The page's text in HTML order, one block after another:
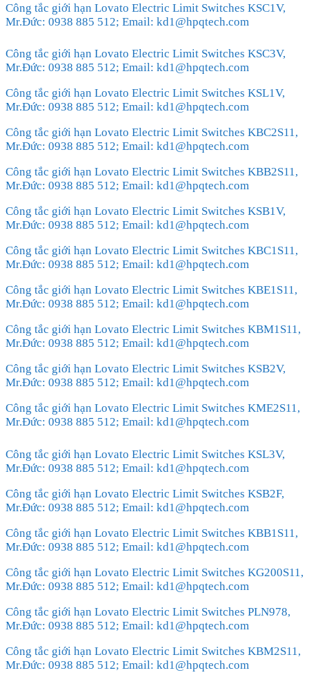
Công tắc giới hạn Lovato Electric Limit Switches KSC1V,
Mr.Đức: 0938 885 512; Email: kd1@hpqtech.com
Công tắc giới hạn Lovato Electric Limit Switches KSC3V,
Mr.Đức: 0938 885 512; Email: kd1@hpqtech.com
Công tắc giới hạn Lovato Electric Limit Switches KSL1V,
Mr.Đức: 0938 885 512; Email: kd1@hpqtech.com
Công tắc giới hạn Lovato Electric Limit Switches KBC2S11,
Mr.Đức: 0938 885 512; Email: kd1@hpqtech.com
Công tắc giới hạn Lovato Electric Limit Switches KBB2S11,
Mr.Đức: 0938 885 512; Email: kd1@hpqtech.com
Công tắc giới hạn Lovato Electric Limit Switches KSB1V,
Mr.Đức: 0938 885 512; Email: kd1@hpqtech.com
Công tắc giới hạn Lovato Electric Limit Switches KBC1S11,
Mr.Đức: 0938 885 512; Email: kd1@hpqtech.com
Công tắc giới hạn Lovato Electric Limit Switches KBE1S11,
Mr.Đức: 0938 885 512; Email: kd1@hpqtech.com
Công tắc giới hạn Lovato Electric Limit Switches KBM1S11,
Mr.Đức: 0938 885 512; Email: kd1@hpqtech.com
Công tắc giới hạn Lovato Electric Limit Switches KSB2V,
Mr.Đức: 0938 885 512; Email: kd1@hpqtech.com
Công tắc giới hạn Lovato Electric Limit Switches KME2S11,
Mr.Đức: 0938 885 512; Email: kd1@hpqtech.com
Công tắc giới hạn Lovato Electric Limit Switches KSL3V,
Mr.Đức: 0938 885 512; Email: kd1@hpqtech.com
Công tắc giới hạn Lovato Electric Limit Switches KSB2F,
Mr.Đức: 0938 885 512; Email: kd1@hpqtech.com
Công tắc giới hạn Lovato Electric Limit Switches KBB1S11,
Mr.Đức: 0938 885 512; Email: kd1@hpqtech.com
Công tắc giới hạn Lovato Electric Limit Switches KG200S11,
Mr.Đức: 0938 885 512; Email: kd1@hpqtech.com
Công tắc giới hạn Lovato Electric Limit Switches PLN978,
Mr.Đức: 0938 885 512; Email: kd1@hpqtech.com
Công tắc giới hạn Lovato Electric Limit Switches KBM2S11,
Mr.Đức: 0938 885 512; Email: kd1@hpqtech.com